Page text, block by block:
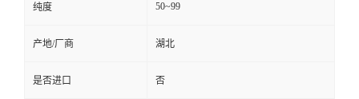
纯度 50~99
产地/厂商 湖北
是否进口 否